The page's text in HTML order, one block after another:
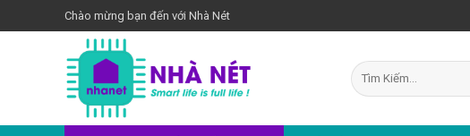
qua
Chào mừng bạn đến với Nhà Nét
Tìm
kiếm: